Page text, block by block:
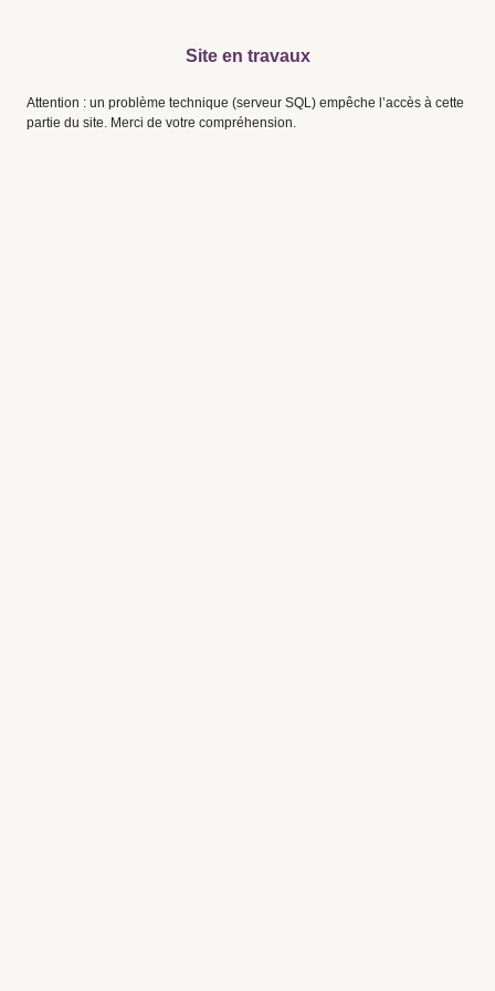
Site en travaux
Attention : un problème technique (serveur SQL) empêche l’accès à cette
partie du site. Merci de votre compréhension.